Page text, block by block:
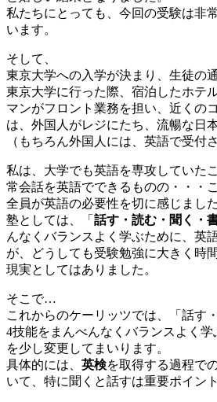
私たちにとっても、今回の受験は非
います。
そして、
東京大学への入学が決まり、生徒の
東京大学に行った際、宿泊したホテ
マンがフロント業務を担い、近くの
は、外国人がレジにたち、流暢な日
（もちろん外国人には、英語で受付
私は、大学でも英語を専攻していた
常会話を英語でできるものの・・・
全員が英語の必要性を切に感じました
塾としては、「 話す・読む・聞く・
んなくバランスよく学ぶために、英
が、どうしても受験勉強に大きく時
現実としてはありました。
そこで…
これからのケーリッツでは、「話す
4技能をまんべんなくバランスよく
を少し変更してまいります。
具体的には、 英検を取得する過程で
いて、特に聞くと話すは重要ポイント